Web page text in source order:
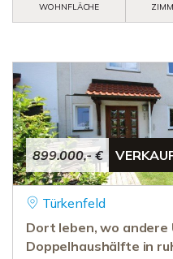
WOHNFLÄCHE
899.000,- €
Türkenfeld
Dort leben, wo andere
Doppelhaushälfte in